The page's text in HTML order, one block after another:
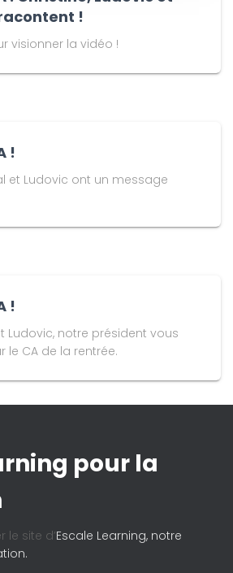
!
visionner la vidéo !
!
et Ludovic ont un message
!
Ludovic, notre président vous
le CA de la rentrée.
pour la
le site d’Escale Learning, notre